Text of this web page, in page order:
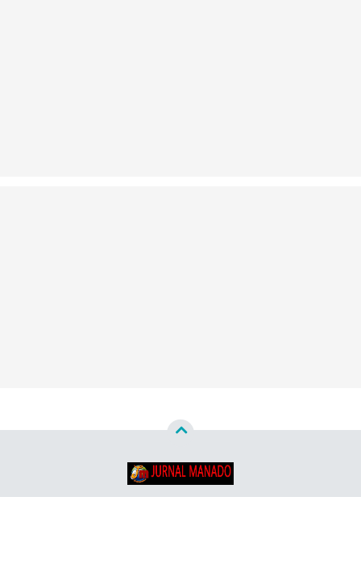
Copyright ©2026Jurnal Manado - Santun & Terpercaya™